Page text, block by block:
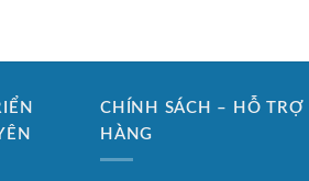
CHÍNH SÁCH – HỖ TRỢ
HÀNG